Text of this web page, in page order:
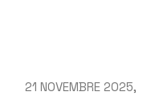
21 NOVEMBRE 2025